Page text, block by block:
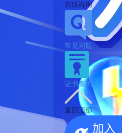
在线咨询
常见问题
证书查询
返回顶部